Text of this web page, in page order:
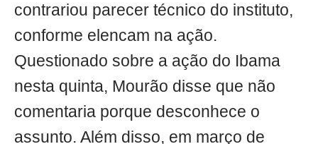
contrariou parecer técnico do instituto,
conforme elencam na ação.
Questionado sobre a ação do Ibama
nesta quinta, Mourão disse que não
comentaria porque desconhece o
assunto. Além disso, em março de